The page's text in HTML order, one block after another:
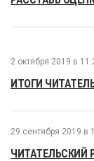
2 октября 2019 в
ИТОГИ
29 сентября 2019 в
ЧИТАТЕЛЬСКИЙ